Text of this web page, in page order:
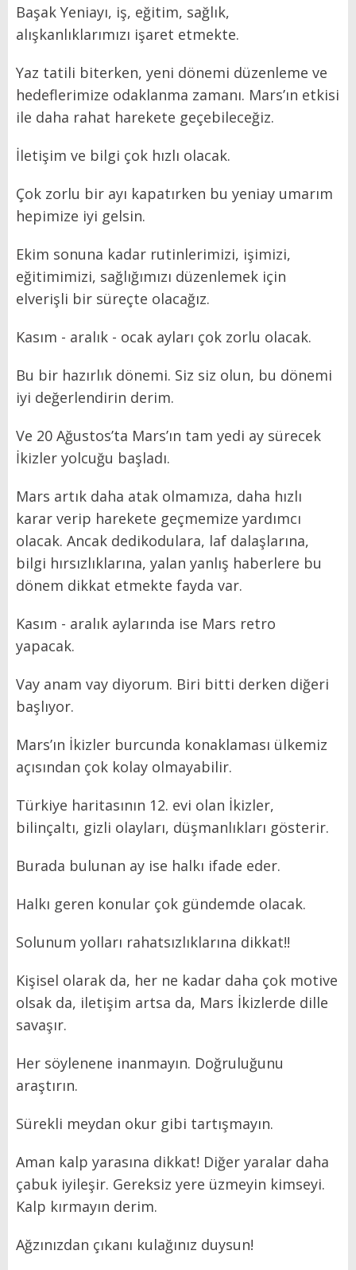
Başak Yeniayı, iş, eğitim, sağlık,
alışkanlıklarımızı işaret etmekte.
Yaz tatili biterken, yeni dönemi düzenleme ve
hedeflerimize odaklanma zamanı. Mars’ın etkisi
ile daha rahat harekete geçebileceğiz.
İletişim ve bilgi çok hızlı olacak.
Çok zorlu bir ayı kapatırken bu yeniay umarım
hepimize iyi gelsin.
Ekim sonuna kadar rutinlerimizi, işimizi,
eğitimimizi, sağlığımızı düzenlemek için
elverişli bir süreçte olacağız.
Kasım - aralık - ocak ayları çok zorlu olacak.
Bu bir hazırlık dönemi. Siz siz olun, bu dönemi
iyi değerlendirin derim.
Ve 20 Ağustos’ta Mars’ın tam yedi ay sürecek
İkizler yolcuğu başladı.
Mars artık daha atak olmamıza, daha hızlı
karar verip harekete geçmemize yardımcı
olacak. Ancak dedikodulara, laf dalaşlarına,
bilgi hırsızlıklarına, yalan yanlış haberlere bu
dönem dikkat etmekte fayda var.
Kasım - aralık aylarında ise Mars retro
yapacak.
Vay anam vay diyorum. Biri bitti derken diğeri
başlıyor.
Mars’ın İkizler burcunda konaklaması ülkemiz
açısından çok kolay olmayabilir.
Türkiye haritasının 12. evi olan İkizler,
bilinçaltı, gizli olayları, düşmanlıkları gösterir.
Burada bulunan ay ise halkı ifade eder.
Halkı geren konular çok gündemde olacak.
Solunum yolları rahatsızlıklarına dikkat!!
Kişisel olarak da, her ne kadar daha çok motive
olsak da, iletişim artsa da, Mars İkizlerde dille
savaşır.
Her söylenene inanmayın. Doğruluğunu
araştırın.
Sürekli meydan okur gibi tartışmayın.
Aman kalp yarasına dikkat! Diğer yaralar daha
çabuk iyileşir. Gereksiz yere üzmeyin kimseyi.
Kalp kırmayın derim.
Ağzınızdan çıkanı kulağınız duysun!